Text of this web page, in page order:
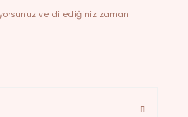
ve dilediğiniz zaman